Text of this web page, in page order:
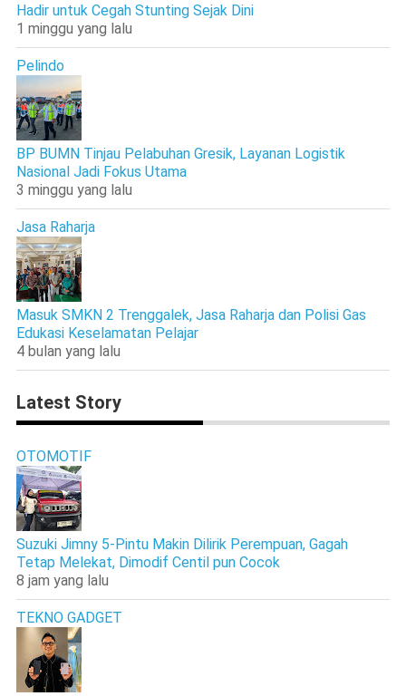
Hadir untuk Cegah Stunting Sejak Dini
1 minggu yang lalu
Pelindo
BP BUMN Tinjau Pelabuhan Gresik, Layanan Logistik
Nasional Jadi Fokus Utama
3 minggu yang lalu
Jasa Raharja
Masuk SMKN 2 Trenggalek, Jasa Raharja dan Polisi Gas
Edukasi Keselamatan Pelajar
4 bulan yang lalu
Latest Story
OTOMOTIF
Suzuki Jimny 5-Pintu Makin Dilirik Perempuan, Gagah
Tetap Melekat, Dimodif Centil pun Cocok
8 jam yang lalu
TEKNO GADGET